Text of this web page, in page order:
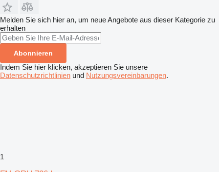
Melden Sie sich hier an, um neue Angebote aus dieser Kategorie zu
erhalten
Abonnieren
Indem Sie hier klicken, akzeptieren Sie unsere
Datenschutzrichtlinien und Nutzungsvereinbarungen.
1